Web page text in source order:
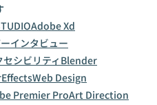
Adobe Xd
インタビュー
セシビリティ Blender
Web Design
Premier ProArt Direction